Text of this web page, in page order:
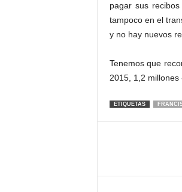
pagar sus
tampoco en el
y no hay nuevos
Tenemos que
2015, 1,2
ETIQUETAS